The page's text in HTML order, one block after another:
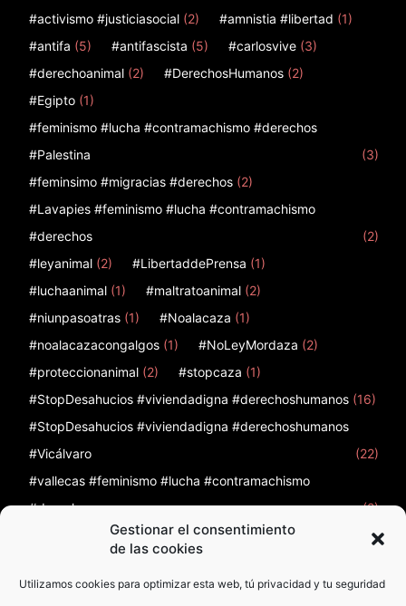
Gestionar el consentimiento
de las cookies
Utilizamos cookies para optimizar esta web, tú privacidad y tu seguridad
#activismo #justiciasocial (2) #amnistia #libertad (1)
#antifa (5) #antifascista (5) #carlosvive (3)
#derechoanimal (2) #DerechosHumanos (2)
#Egipto (1)
#feminismo #lucha #contramachismo #derechos
#Palestina
(3)
#feminsimo #migracias #derechos (2)
#Lavapies #feminismo #lucha #contramachismo
#derechos
(2)
#leyanimal (2) #LibertaddePrensa (1)
#luchaanimal (1) #maltratoanimal (2)
#niunpasoatras (1) #Noalacaza (1)
#noalacazacongalgos (1) #NoLeyMordaza (2)
#proteccionanimal (2) #stopcaza (1)
#StopDesahucios #viviendadigna #derechoshumanos (16)
#StopDesahucios #viviendadigna #derechoshumanos
#Vicálvaro
(22)
#vallecas #feminismo #lucha #contramachismo
#derechos
(2)
12 de febrero (1) 12F (1) 12octubre